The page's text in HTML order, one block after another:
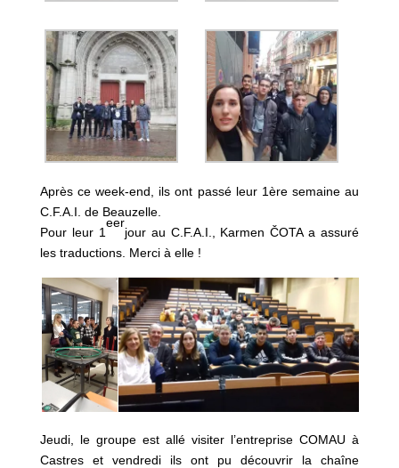
Après ce week-end, ils ont passé leur 1ère semaine au
C.F.A.I. de Beauzelle.
Pour leur 1
eer
jour au C.F.A.I., Karmen ČOTA a assuré
les traductions. Merci à elle !
Jeudi, le groupe est allé visiter l’entreprise COMAU à
Castres et vendredi ils ont pu découvrir la chaîne